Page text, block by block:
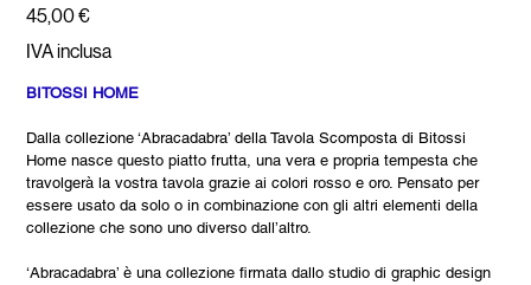
Prezzo
45,00 €
IVA inclusa
BITOSSI HOME
Dalla collezione ‘Abracadabra’ della Tavola Scomposta di Bitossi
Home nasce questo piatto frutta, una vera e propria tempesta che
travolgerà la vostra tavola grazie ai colori rosso e oro. Pensato per
essere usato da solo o in combinazione con gli altri elementi della
collezione che sono uno diverso dall’altro.
‘Abracadabra’ è una collezione firmata dallo studio di graphic design